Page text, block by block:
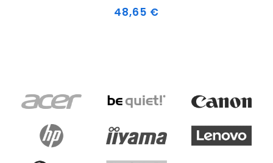
Prix
48,65 €